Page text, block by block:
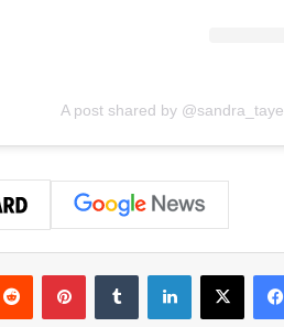
A post shared by
فيسبوك ‫X لينكدإن ‏Tumblr بينتيريست